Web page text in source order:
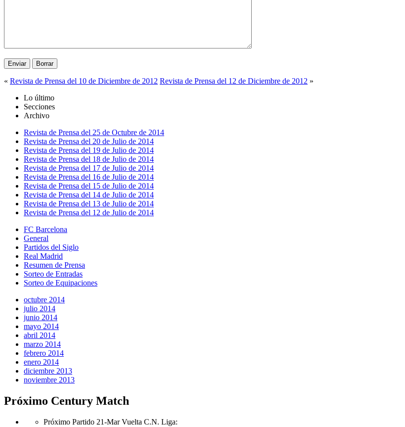
« Revista de Prensa del 10 de Diciembre de 2012 Revista de Prensa del 12 de Diciembre de 2012 »
Lo último
Secciones
Archivo
Revista de Prensa del 25 de Octubre de 2014
Revista de Prensa del 20 de Julio de 2014
Revista de Prensa del 19 de Julio de 2014
Revista de Prensa del 18 de Julio de 2014
Revista de Prensa del 17 de Julio de 2014
Revista de Prensa del 16 de Julio de 2014
Revista de Prensa del 15 de Julio de 2014
Revista de Prensa del 14 de Julio de 2014
Revista de Prensa del 13 de Julio de 2014
Revista de Prensa del 12 de Julio de 2014
FC Barcelona
General
Partidos del Siglo
Real Madrid
Resumen de Prensa
Sorteo de Entradas
Sorteo de Equipaciones
octubre 2014
julio 2014
junio 2014
mayo 2014
abril 2014
marzo 2014
febrero 2014
enero 2014
diciembre 2013
noviembre 2013
Próximo Century Match
Próximo Partido 21-Mar Vuelta C.N. Liga: